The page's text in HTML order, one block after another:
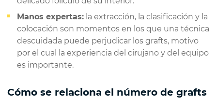
Manos expertas: la extracción, la clasificación y la
colocación son momentos en los que una técnica
descuidada puede perjudicar los grafts, motivo
por el cual la experiencia del cirujano y del equipo
es importante.
Cómo se relaciona el número de grafts